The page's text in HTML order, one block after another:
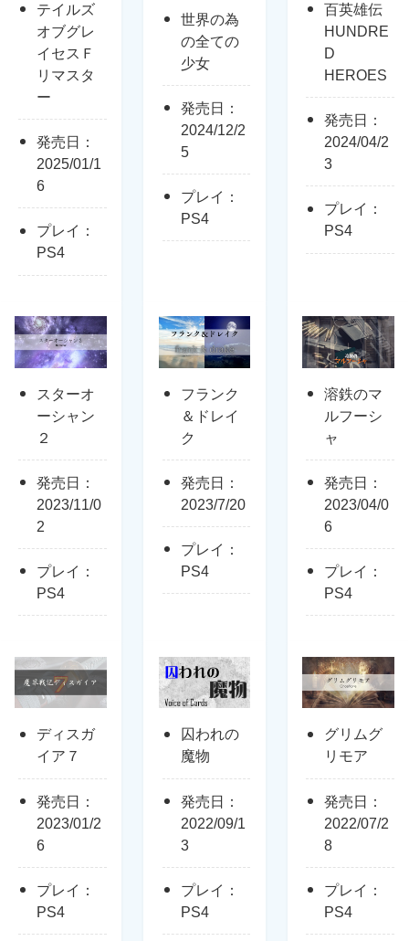
テイルズ
オブグレ
イセスＦ
リマスタ
ー
発売日：
2025/01/1
6
プレイ：
PS4
世界の為
の全ての
少女
発売日：
2024/12/2
5
プレイ：
PS4
百英雄伝
HUNDRE
D
HEROES
発売日：
2024/04/2
3
プレイ：
PS4
スターオ
ーシャン
２
発売日：
2023/11/0
2
プレイ：
PS4
フランク
＆ドレイ
ク
発売日：
2023/7/20
プレイ：
PS4
溶鉄のマ
ルフーシ
ャ
発売日：
2023/04/0
6
プレイ：
PS4
ディスガ
イア７
発売日：
2023/01/2
6
プレイ：
PS4
囚われの
魔物
発売日：
2022/09/1
3
プレイ：
PS4
グリムグ
リモア
発売日：
2022/07/2
8
プレイ：
PS4